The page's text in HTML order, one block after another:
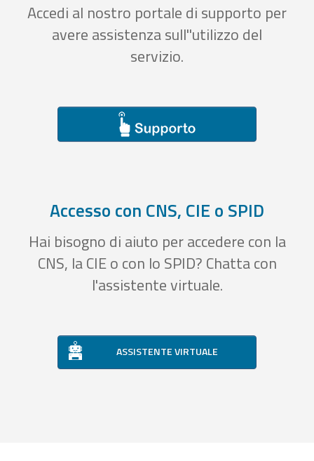
Accedi al nostro portale di supporto per
avere assistenza sull''utilizzo del
servizio.
Accesso con CNS, CIE o SPID
Hai bisogno di aiuto per accedere con la
CNS, la CIE o con lo SPID? Chatta con
l'assistente virtuale.
ASSISTENTE VIRTUALE